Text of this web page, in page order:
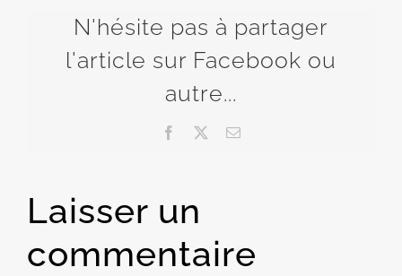
N'hésite pas à partager
l'article sur Facebook ou
autre...
Facebook Email
Laisser un
commentaire